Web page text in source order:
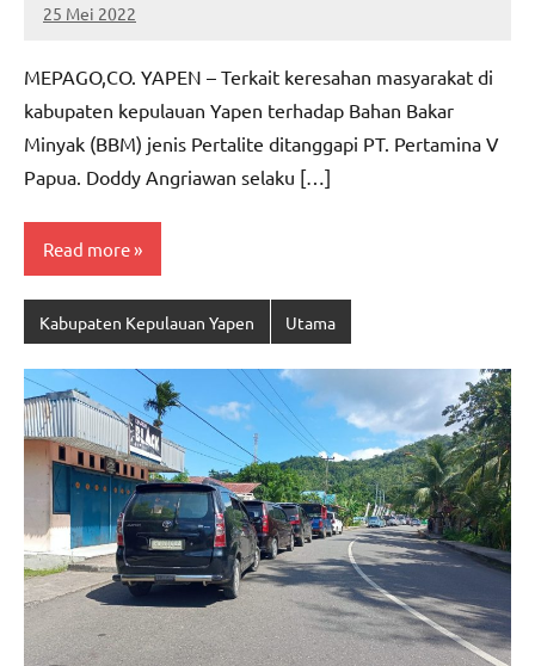
25 Mei 2022
MEPAGO
No
MEPAGO,CO. YAPEN – Terkait keresahan masyarakat di
kabupaten kepulauan Yapen terhadap Bahan Bakar
Minyak (BBM) jenis Pertalite ditanggapi PT. Pertamina V
Papua. Doddy Angriawan selaku […]
Read more
Kabupaten Kepulauan Yapen Utama